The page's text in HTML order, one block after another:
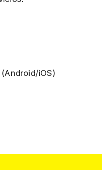
iOS)